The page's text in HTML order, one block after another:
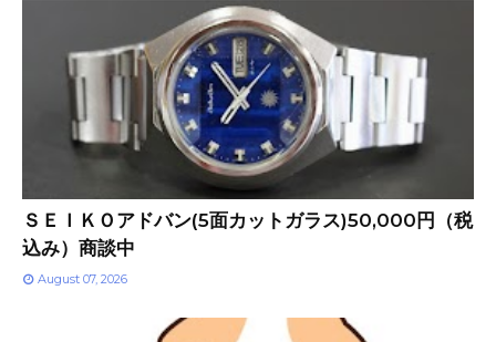
ＳＥＩＫＯアドバン(5面カットガラス)50,000円（税
込み）商談中
August 07, 2026